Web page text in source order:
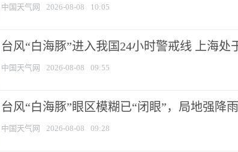
中国天气网 2026-08-08 10:05
台风“白海豚”进入我国24小时警戒线 上海处
中国天气网 2026-08-08 09:55
台风“白海豚”眼区模糊已“闭眼”，局地强降
中国天气网 2026-08-08 09:28